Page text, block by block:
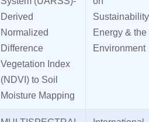
Derived
Normalized
Difference
Vegetation Index
(NDVI) to Soil
Moisture Mapping
Energy & the
Environment